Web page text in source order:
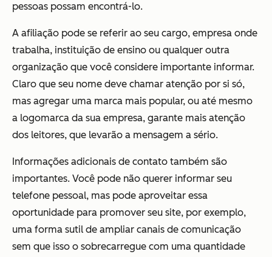
pessoas possam encontrá-lo.
A afiliação pode se referir ao seu cargo, empresa onde
trabalha, instituição de ensino ou qualquer outra
organização que você considere importante informar.
Claro que seu nome deve chamar atenção por si só,
mas agregar uma marca mais popular, ou até mesmo
a logomarca da sua empresa, garante mais atenção
dos leitores, que levarão a mensagem a sério.
Informações adicionais de contato também são
importantes. Você pode não querer informar seu
telefone pessoal, mas pode aproveitar essa
oportunidade para promover seu site, por exemplo,
uma forma sutil de ampliar canais de comunicação
sem que isso o sobrecarregue com uma quantidade